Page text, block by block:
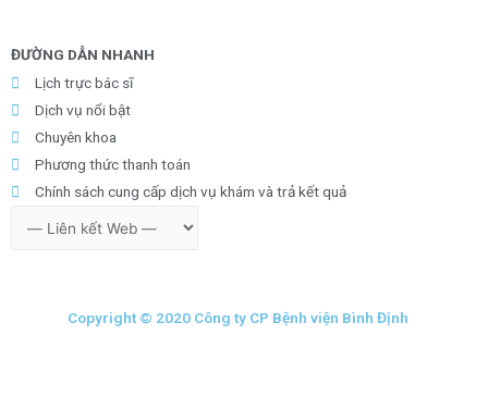
ĐƯỜNG DẪN NHANH
Lịch trực bác sĩ
Dịch vụ nổi bật
Chuyên khoa
Phương thức thanh toán
Chính sách cung cấp dịch vụ khám và trả kết quả
Copyright © 2020 Công ty CP Bệnh viện Bình Định